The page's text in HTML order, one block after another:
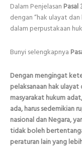
Dalam Penjelasan Pasal
dengan “hak ulayat
dalam perpustakaan
Bunyi selengkapnya
Dengan mengingat
pelaksanaan hak
masyarakat hukum
ada, harus sedemikian
nasional dan Negara,
tidak boleh
peraturan lain yang